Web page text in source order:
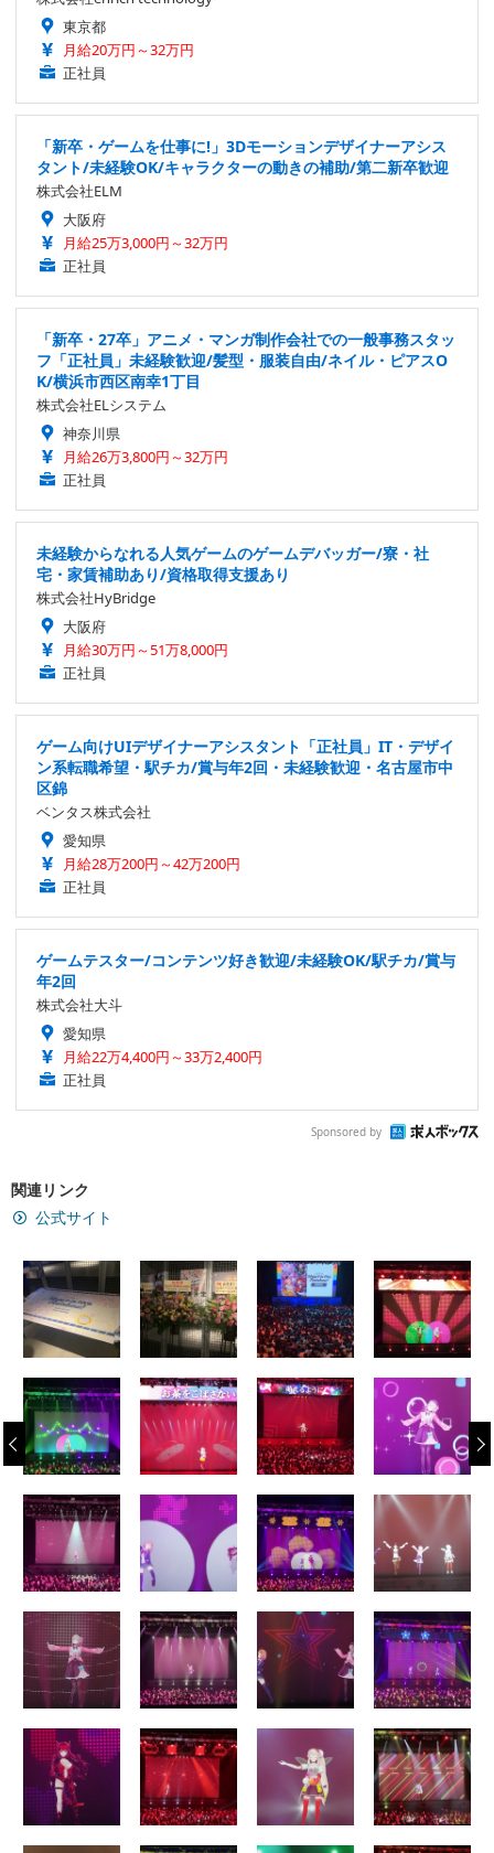
東京都
月給20万円～32万円
正社員
「新卒・ゲームを仕事に!」3Dモーションデザイナーアシス
タント/未経験OK/キャラクターの動きの補助/第二新卒歓迎
株式会社ELM
大阪府
月給25万3,000円～32万円
正社員
「新卒・27卒」アニメ・マンガ制作会社での一般事務スタッ
フ「正社員」未経験歓迎/髪型・服装自由/ネイル・ピアスO
K/横浜市西区南幸1丁目
株式会社ELシステム
神奈川県
月給26万3,800円～32万円
正社員
未経験からなれる人気ゲームのゲームデバッガー/寮・社
宅・家賃補助あり/資格取得支援あり
株式会社HyBridge
大阪府
月給30万円～51万8,000円
正社員
ゲーム向けUIデザイナーアシスタント「正社員」IT・デザイ
ン系転職希望・駅チカ/賞与年2回・未経験歓迎・名古屋市中
区錦
ベンタス株式会社
愛知県
月給28万200円～42万200円
正社員
ゲームテスター/コンテンツ好き歓迎/未経験OK/駅チカ/賞与
年2回
株式会社大斗
愛知県
月給22万4,400円～33万2,400円
正社員
Sponsored by
関連リンク
公式サイト
‹